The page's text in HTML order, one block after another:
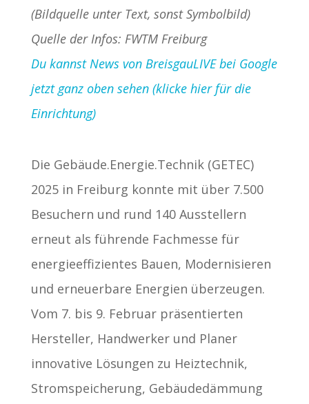
(Bildquelle unter Text, sonst Symbolbild)
Quelle der Infos: FWTM Freiburg
Du kannst News von BreisgauLIVE bei Google
jetzt ganz oben sehen (klicke hier für die
Einrichtung)
Die Gebäude.Energie.Technik (GETEC)
2025 in Freiburg konnte mit über 7.500
Besuchern und rund 140 Ausstellern
erneut als führende Fachmesse für
energieeffizientes Bauen, Modernisieren
und erneuerbare Energien überzeugen.
Vom 7. bis 9. Februar präsentierten
Hersteller, Handwerker und Planer
innovative Lösungen zu Heiztechnik,
Stromspeicherung, Gebäudedämmung